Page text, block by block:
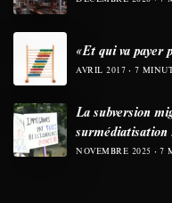
«Et qui va payer
AVRIL 2017 7
La subversion
NOVEMBRE 2025 7